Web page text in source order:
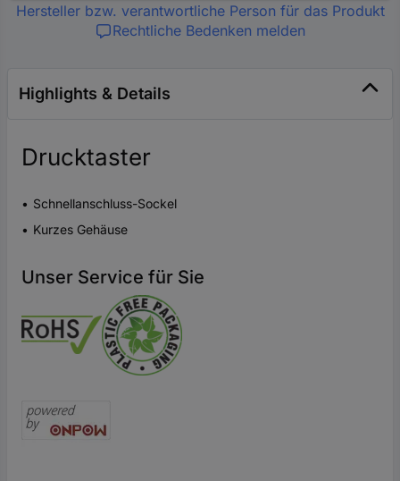
Hersteller bzw. verantwortliche Person für das Produkt
Rechtliche Bedenken melden
Highlights & Details
Drucktaster
Schnellanschluss-Sockel
Kurzes Gehäuse
Unser Service für Sie